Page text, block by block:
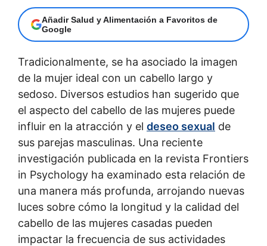
Añadir Salud y Alimentación a Favoritos de
Google
Tradicionalmente, se ha asociado la imagen
de la mujer ideal con un cabello largo y
sedoso. Diversos estudios han sugerido que
el aspecto del cabello de las mujeres puede
influir en la atracción y el deseo sexual de
sus parejas masculinas. Una reciente
investigación publicada en la revista Frontiers
in Psychology ha examinado esta relación de
una manera más profunda, arrojando nuevas
luces sobre cómo la longitud y la calidad del
cabello de las mujeres casadas pueden
impactar la frecuencia de sus actividades